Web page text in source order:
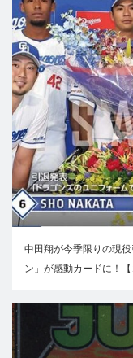
中田翔が今季限りの現
ン」が感動カードに！【